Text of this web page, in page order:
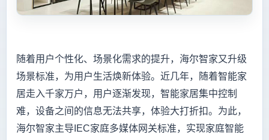
随着用户个性化、场景化需求的提升，海尔智家又升级
场景标准，为用户生活焕新体验。近几年，随着智能家
居走入千家万户，用户逐渐发现，智能家居集中控制
难，设备之间的信息无法共享，体验大打折扣。为此，
海尔智家主导IEC家庭多媒体网关标准，实现家庭智能